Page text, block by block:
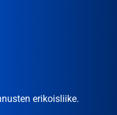
erikoisliike.